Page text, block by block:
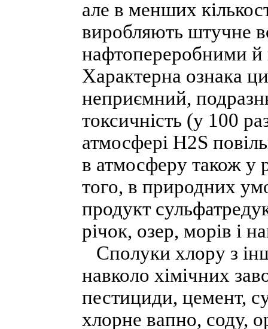
але в менших
виробляють штучне
нафтопереробними й
Характерна ознака
неприємний,
токсичність (у 100
атмосфері Н2S
в атмосферу також у
того, в природних
продукт
річок, озер, морів і
Сполуки хлору з
навколо хімічних
пестициди, цемент,
хлорне вапно, соду,